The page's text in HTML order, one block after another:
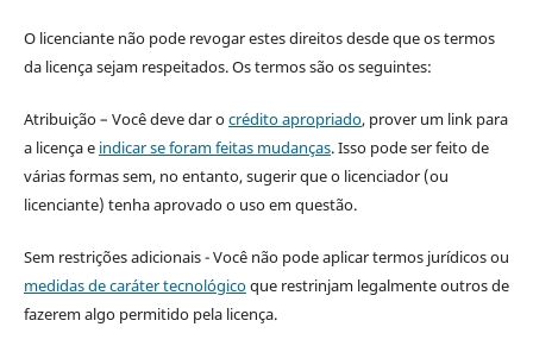
O licenciante não pode revogar estes direitos desde que os termos
da licença sejam respeitados. Os termos são os seguintes:
Atribuição – Você deve dar ocrédito apropriado, prover um link para
a licença e indicar se foram feitas mudanças. Isso pode ser feito de
várias formas sem, no entanto, sugerir que o licenciador (ou
licenciante) tenha aprovado o uso em questão.
Sem restrições adicionais - Você não pode aplicar termos jurídicos ou
medidas de caráter tecnológicoque restrinjam legalmente outros de
fazerem algo permitido pela licença.